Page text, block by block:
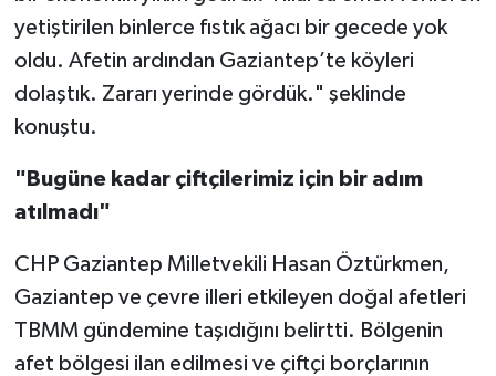
yetiştirilen binlerce fıstık ağacı bir gecede yok
oldu. Afetin ardından Gaziantep’te köyleri
dolaştık. Zararı yerinde gördük." şeklinde
konuştu.
"Bugüne kadar çiftçilerimiz için bir adım
atılmadı"
CHP Gaziantep Milletvekili Hasan Öztürkmen,
Gaziantep ve çevre illeri etkileyen doğal afetleri
TBMM gündemine taşıdığını belirtti. Bölgenin
afet bölgesi ilan edilmesi ve çiftçi borçlarının